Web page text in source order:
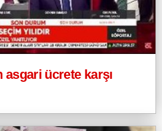
asgari ücrete karşı